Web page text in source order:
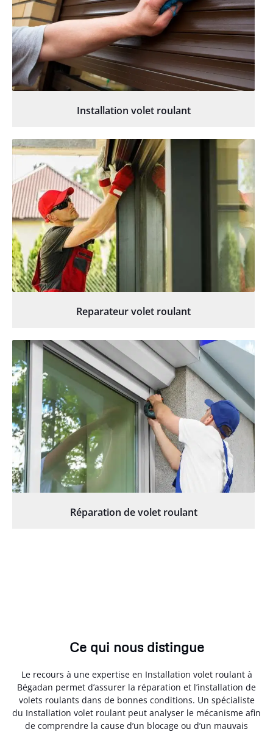
Installation volet roulant
Reparateur volet roulant
Réparation de volet roulant
Ce qui nous distingue
Le recours à une expertise en Installation volet roulant à
Bégadan permet d’assurer la réparation et l’installation de
volets roulants dans de bonnes conditions. Un spécialiste
du Installation volet roulant peut analyser le mécanisme afin
de comprendre la cause d’un blocage ou d’un mauvais